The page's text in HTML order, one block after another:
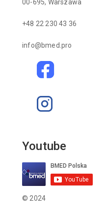
00-695, Warszawa
+48 22 230 43 36
info@bmed.pro
Youtube
© 2024